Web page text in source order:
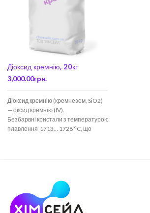
Діоксид кремнію, 20кг
3,000.00грн.
Діоксид кремнію (кремнезем, SiO2)
— оксид кремнію (IV).
Безбарвні кристали з температурою
плавлення 1713… 1728 °C, що